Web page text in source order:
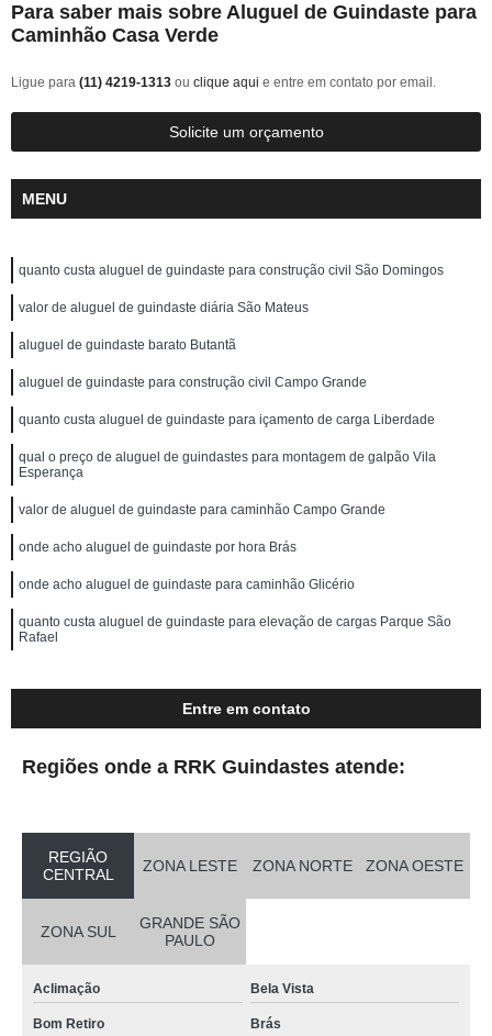
Para saber mais sobre Aluguel de Guindaste para
Caminhão Casa Verde
Ligue para (11) 4219-1313 ou clique aqui e entre em contato por email.
Solicite um orçamento
MENU
quanto custa aluguel de guindaste para construção civil São Domingos
valor de aluguel de guindaste diária São Mateus
aluguel de guindaste barato Butantã
aluguel de guindaste para construção civil Campo Grande
quanto custa aluguel de guindaste para içamento de carga Liberdade
qual o preço de aluguel de guindastes para montagem de galpão Vila
Esperança
valor de aluguel de guindaste para caminhão Campo Grande
onde acho aluguel de guindaste por hora Brás
onde acho aluguel de guindaste para caminhão Glicério
quanto custa aluguel de guindaste para elevação de cargas Parque São
Rafael
Entre em contato
Regiões onde a RRK Guindastes atende:
REGIÃO
CENTRAL
ZONA LESTE ZONA NORTE ZONA OESTE
ZONA SUL
GRANDE SÃO
PAULO
Aclimação Bela Vista
Bom Retiro Brás